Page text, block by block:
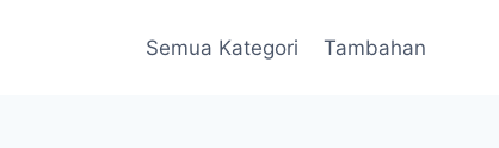
Semua Kategori Tambahan